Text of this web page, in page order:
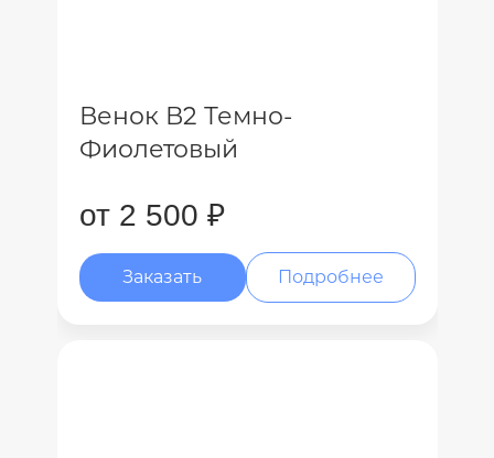
Венок В2 Темно-
Фиолетовый
от 2 500 ₽
Заказать Подробнее